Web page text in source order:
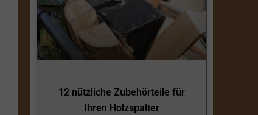
12 nützliche Zubehörteile für
Ihren Holzspalter